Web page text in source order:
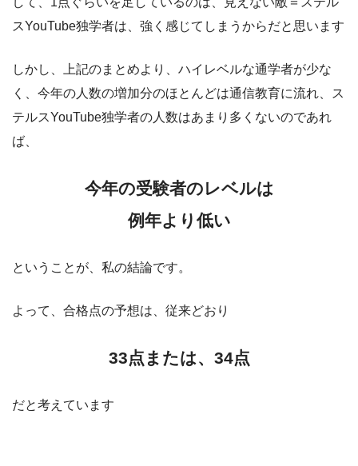
スYouTube独学者は、強く感じてしまうからだと思います
しかし、上記のまとめより、ハイレベルな通学者が少な
く、今年の人数の増加分のほとんどは通信教育に流れ、ス
テルスYouTube独学者の人数はあまり多くないのであれ
ば、
今年の受験者のレベルは
例年より低い
ということが、私の結論です。
よって、合格点の予想は、従来どおり
33点または、34点
だと考えています